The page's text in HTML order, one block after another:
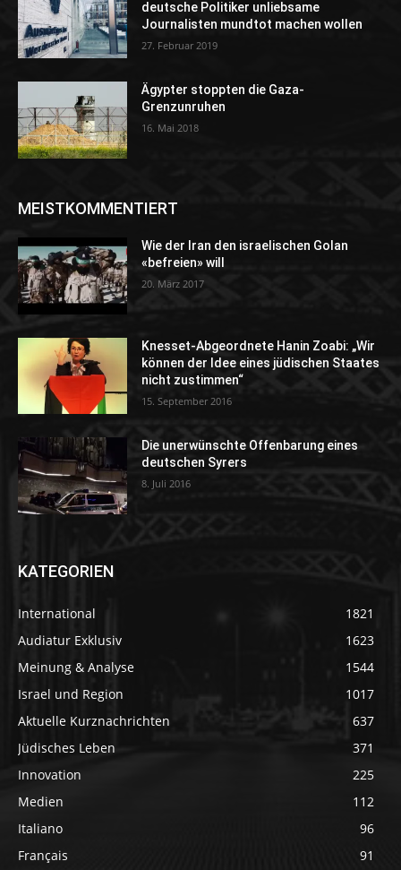
deutsche Politiker unliebsame
Journalisten mundtot machen wollen
27. Februar 2019
Ägypter stoppten die Gaza-
Grenzunruhen
16. Mai 2018
MEISTKOMMENTIERT
Wie der Iran den israelischen Golan
«befreien» will
20. März 2017
Knesset-Abgeordnete Hanin Zoabi: „Wir
können der Idee eines jüdischen Staates
nicht zustimmen“
15. September 2016
Die unerwünschte Offenbarung eines
deutschen Syrers
8. Juli 2016
KATEGORIEN
International
1821
Audiatur Exklusiv
1623
Meinung & Analyse
1544
Israel und Region
1017
Aktuelle Kurznachrichten
637
Jüdisches Leben
371
Innovation
225
Medien
112
Italiano
96
Français
91